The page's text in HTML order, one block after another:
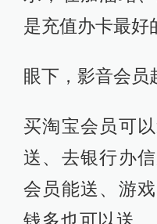
是充值办卡最好
眼下，影音会员
买淘宝会员可
送、去银行办
会员能送、游
钱多也可以送